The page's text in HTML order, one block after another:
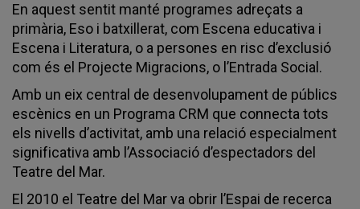
En aquest sentit manté programes adreçats a
primària, Eso i batxillerat, com Escena educativa i
Escena i Literatura, o a persones en risc d’exclusió
com és el Projecte Migracions, o l’Entrada Social.
Amb un eix central de desenvolupament de públics
escènics en un Programa CRM que connecta tots
els nivells d’activitat, amb una relació especialment
significativa amb l’Associació d’espectadors del
Teatre del Mar.
El 2010 el Teatre del Mar va obrir l’Espai de recerca